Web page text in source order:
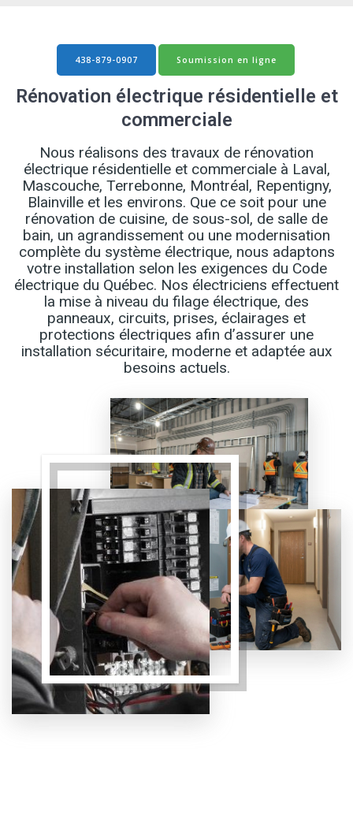
438-879-0907 Soumission en ligne
Rénovation électrique résidentielle et
commerciale
Nous réalisons des travaux de rénovation
électrique résidentielle et commerciale à Laval,
Mascouche, Terrebonne, Montréal, Repentigny,
Blainville et les environs. Que ce soit pour une
rénovation de cuisine, de sous-sol, de salle de
bain, un agrandissement ou une modernisation
complète du système électrique, nous adaptons
votre installation selon les exigences du Code
électrique du Québec. Nos électriciens effectuent
la mise à niveau du filage électrique, des
panneaux, circuits, prises, éclairages et
protections électriques afin d’assurer une
installation sécuritaire, moderne et adaptée aux
besoins actuels.